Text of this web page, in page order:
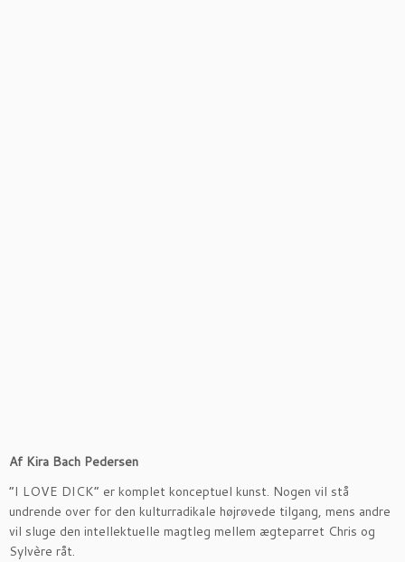
Af Kira Bach Pedersen
”I LOVE DICK” er komplet konceptuel kunst. Nogen vil stå
undrende over for den kulturradikale højrøvede tilgang, mens andre
vil sluge den intellektuelle magtleg mellem ægteparret Chris og
Sylvère råt.